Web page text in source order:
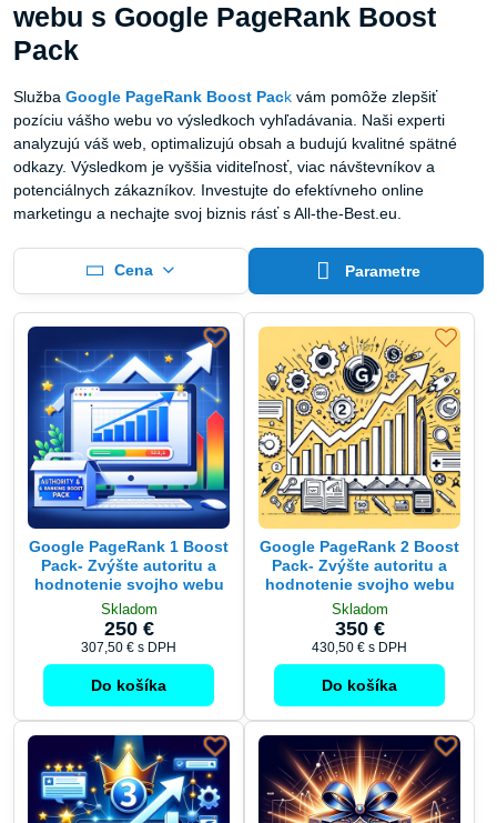
webu s Google PageRank Boost
Pack
Služba Google PageRank Boost Pack vám pomôže zlepšiť
pozíciu vášho webu vo výsledkoch vyhľadávania. Naši experti
analyzujú váš web, optimalizujú obsah a budujú kvalitné spätné
odkazy. Výsledkom je vyššia viditeľnosť, viac návštevníkov a
potenciálnych zákazníkov. Investujte do efektívneho online
marketingu a nechajte svoj biznis rásť s All-the-Best.eu.
Cena Parametre
Google PageRank 1 Boost
Pack- Zvýšte autoritu a
hodnotenie svojho webu
Skladom
250 €
307,50 € s DPH
Do košíka
Google PageRank 2 Boost
Pack- Zvýšte autoritu a
hodnotenie svojho webu
Skladom
350 €
430,50 € s DPH
Do košíka